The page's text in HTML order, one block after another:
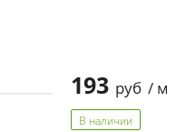
193 руб / м
В наличии